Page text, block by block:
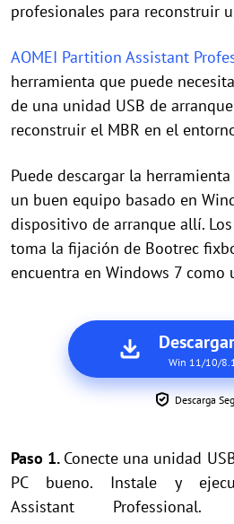
profesionales para reconstruir
AOMEI Partition Assistant
herramienta que puede
de una unidad USB de
reconstruir el MBR en el
Puede descargar la
un buen equipo basado en
dispositivo de arranque allí.
toma la fijación de Bootrec
encuentra en Windows 7 como
Win 11/10/
Descarga
Paso 1. Conecte una unidad
PC bueno. Instale y
Assistant